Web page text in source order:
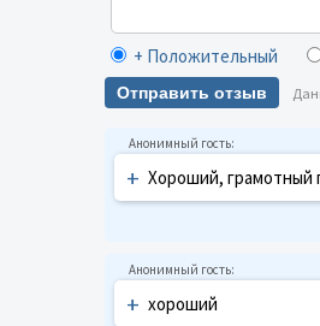
+ Положительный
Отправить отзыв
+ Хороший, грамотный
+ хороший